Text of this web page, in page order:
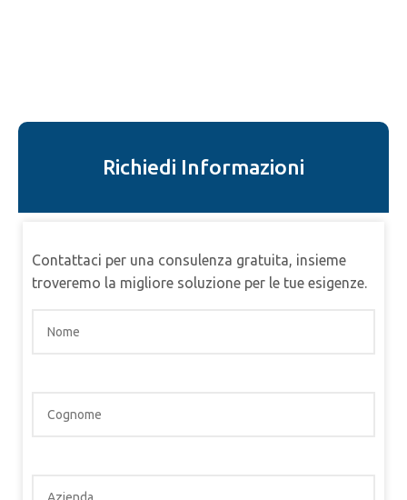
Richiedi Informazioni
Contattaci per una consulenza gratuita, insieme
troveremo la migliore soluzione per le tue esigenze.